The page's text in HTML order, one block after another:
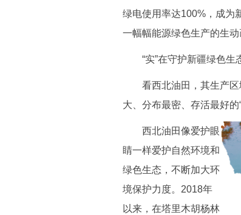
绿电使用率达100%，成为
一幅幅能源绿色生产的生动
“实”在守护新疆绿色生
看西北油田，其生产区
大、分布最密、存活最好的
西北油田像爱护眼
睛一样爱护自然环境和
绿色生态，不断加大环
境保护力度。2018年
以来，在塔里木胡杨林